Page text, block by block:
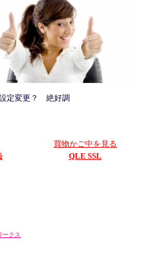
定変更？ 絶好調
買物かご中を見る
QLE SSL
ークス